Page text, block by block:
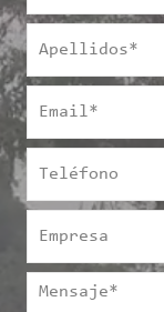
Mensaje *